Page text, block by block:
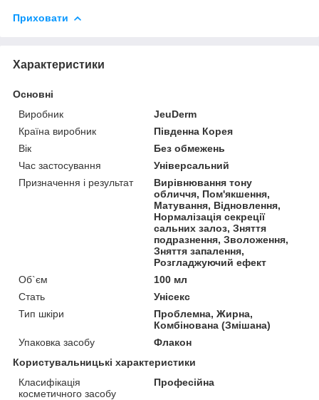
Приховати
Характеристики
Основні
Виробник
JeuDerm
Країна виробник
Південна Корея
Вік
Без обмежень
Час застосування
Універсальний
Призначення і результат
Вирівнювання тону
обличчя, Пом'якшення,
Матування, Відновлення,
Нормалізація секреції
сальних залоз, Зняття
подразнення, Зволоження,
Зняття запалення,
Розгладжуючий ефект
Об`єм
100 мл
Стать
Унісекс
Тип шкіри
Проблемна, Жирна,
Комбінована (Змішана)
Упаковка засобу
Флакон
Користувальницькі характеристики
Класифікація
косметичного засобу
Професійна